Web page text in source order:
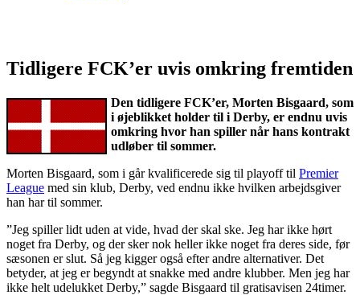
Tidligere FCK’er uvis omkring fremtiden
Den tidligere FCK’er, Morten Bisgaard, som
i øjeblikket holder til i Derby, er endnu uvis
omkring hvor han spiller når hans kontrakt
udløber til sommer.
Morten Bisgaard, som i går kvalificerede sig til playoff til Premier
League med sin klub, Derby, ved endnu ikke hvilken arbejdsgiver
han har til sommer.
”Jeg spiller lidt uden at vide, hvad der skal ske. Jeg har ikke hørt
noget fra Derby, og der sker nok heller ikke noget fra deres side, før
sæsonen er slut. Så jeg kigger også efter andre alternativer. Det
betyder, at jeg er begyndt at snakke med andre klubber. Men jeg har
ikke helt udelukket Derby,” sagde Bisgaard til gratisavisen 24timer.